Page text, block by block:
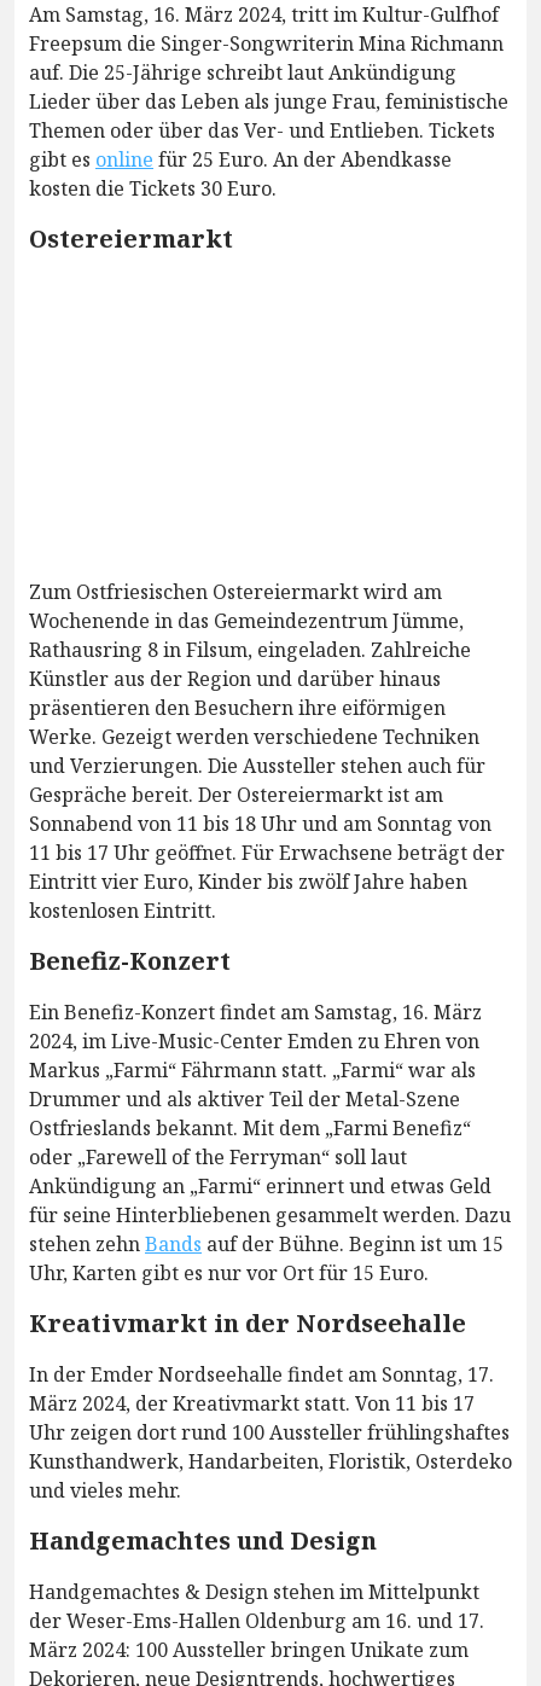
Am Samstag, 16. März 2024, tritt im Kultur-Gulfhof
Freepsum die Singer-Songwriterin Mina Richmann
auf. Die 25-Jährige schreibt laut Ankündigung
Lieder über das Leben als junge Frau, feministische
Themen oder über das Ver- und Entlieben. Tickets
gibt es online für 25 Euro. An der Abendkasse
kosten die Tickets 30 Euro.
Ostereiermarkt
Zum Ostfriesischen Ostereiermarkt wird am
Wochenende in das Gemeindezentrum Jümme,
Rathausring 8 in Filsum, eingeladen. Zahlreiche
Künstler aus der Region und darüber hinaus
präsentieren den Besuchern ihre eiförmigen
Werke. Gezeigt werden verschiedene Techniken
und Verzierungen. Die Aussteller stehen auch für
Gespräche bereit. Der Ostereiermarkt ist am
Sonnabend von 11 bis 18 Uhr und am Sonntag von
11 bis 17 Uhr geöffnet. Für Erwachsene beträgt der
Eintritt vier Euro, Kinder bis zwölf Jahre haben
kostenlosen Eintritt.
Benefiz-Konzert
Ein Benefiz-Konzert findet am Samstag, 16. März
2024, im Live-Music-Center Emden zu Ehren von
Markus „Farmi“ Fährmann statt. „Farmi“ war als
Drummer und als aktiver Teil der Metal-Szene
Ostfrieslands bekannt. Mit dem „Farmi Benefiz“
oder „Farewell of the Ferryman“ soll laut
Ankündigung an „Farmi“ erinnert und etwas Geld
für seine Hinterbliebenen gesammelt werden. Dazu
stehen zehnBands auf der Bühne. Beginn ist um 15
Uhr, Karten gibt es nur vor Ort für 15 Euro.
Kreativmarkt in der Nordseehalle
In der Emder Nordseehalle findet am Sonntag, 17.
März 2024, der Kreativmarkt statt. Von 11 bis 17
Uhr zeigen dort rund 100 Aussteller frühlingshaftes
Kunsthandwerk, Handarbeiten, Floristik, Osterdeko
und vieles mehr.
Handgemachtes und Design
Handgemachtes & Design stehen im Mittelpunkt
der Weser-Ems-Hallen Oldenburg am 16. und 17.
März 2024: 100 Aussteller bringen Unikate zum
Dekorieren, neue Designtrends, hochwertiges